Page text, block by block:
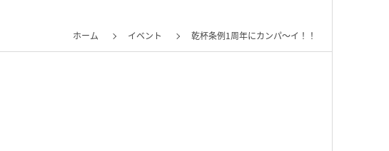
ホーム イベント 乾杯条例1周年にカンパ〜イ！！